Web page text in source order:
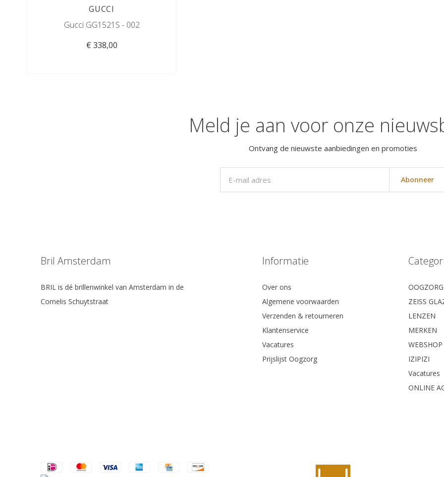
GUCCI
Gucci GG1521S - 002
€ 338,00
Meld je aan voor onze
Ontvang de nieuwste aanbiedingen en promoties
Abonneer
Bril Amsterdam
BRIL is dé brillenwinkel van Amsterdam in de
Cornelis Schuytstraat
Informatie
Over ons
Algemene voorwaarden
Verzenden & retourneren
Klantenservice
Vacatures
Prijslijst Oogzorg
OOGZORG
ZEISS
LENZEN
MERKEN
WEBSHOP
IZIPIZI
Vacatures
ONLINE